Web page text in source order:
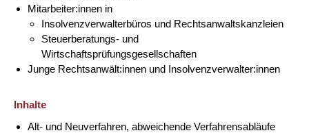
Mitarbeiter:innen in
Insolvenzverwalterbüros und Rechtsanwaltskanzleien
Steuerberatungs- und
Wirtschaftsprüfungsgesellschaften
Junge Rechtsanwält:innen und Insolvenzverwalter:innen
Inhalte
Alt- und Neuverfahren, abweichende Verfahrensabläufe